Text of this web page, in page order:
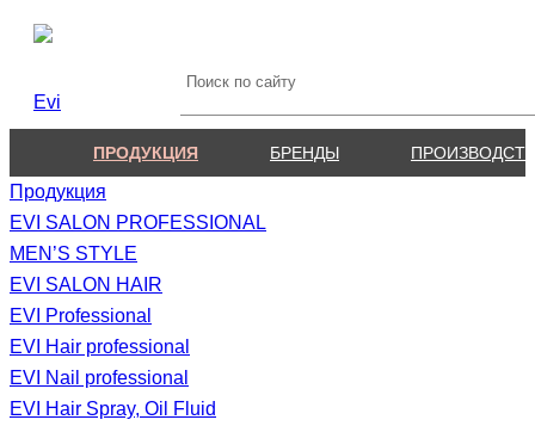
ПРОДУКЦИЯ БРЕНДЫ
Продукция
EVI SALON PROFESSIONAL
MEN’S STYLE
EVI SALON HAIR
EVI Professional
EVI Hair professional
EVI Nail professional
EVI Hair Spray, Oil Fluid